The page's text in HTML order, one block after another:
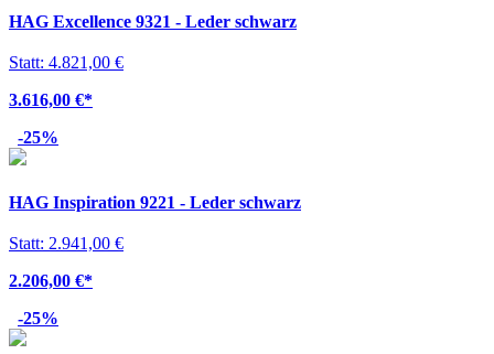
HAG Excellence 9321 - Leder schwarz
Statt: 4.821,00 €
3.616,00 €*
-25%
HAG Inspiration 9221 - Leder schwarz
Statt: 2.941,00 €
2.206,00 €*
-25%